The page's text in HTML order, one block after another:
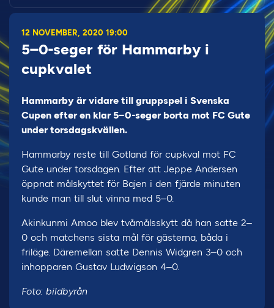
12 NOVEMBER, 2020 19:00
5–0-seger för Hammarby i
cupkvalet
Hammarby är vidare till gruppspel i Svenska
Cupen efter en klar 5–0-seger borta mot FC Gute
under torsdagskvällen.
Hammarby reste till Gotland för cupkval mot FC
Gute under torsdagen. Efter att Jeppe Andersen
öppnat målskyttet för Bajen i den fjärde minuten
kunde man till slut vinna med 5–0.
Akinkunmi Amoo blev tvåmålsskytt då han satte 2–
0 och matchens sista mål för gästerna, båda i
friläge. Däremellan satte Dennis Widgren 3–0 och
inhopparen Gustav Ludwigson 4–0.
Foto: bildbyrån